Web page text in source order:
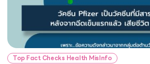
Top Fact Checks Health MisInfo